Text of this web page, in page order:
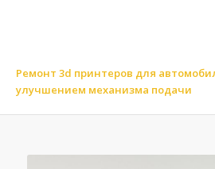
Ремонт 3d принтеров для
улучшением механизма подачи